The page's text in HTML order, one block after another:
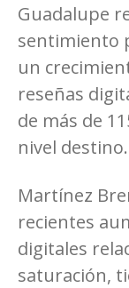
Guadalupe
sentimiento
un
reseñas
de más de
nivel destino.
Martínez
recientes
digitales
saturación,